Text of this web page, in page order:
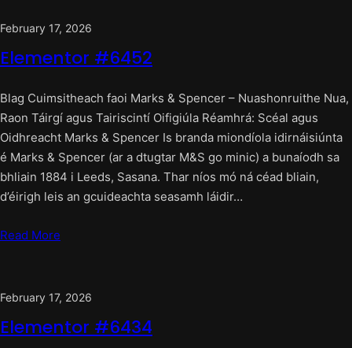
February 17, 2026
Elementor #6452
Blag Cuimsitheach faoi Marks & Spencer – Nuashonruithe Nua,
Raon Táirgí agus Tairiscintí Oifigiúla Réamhrá: Scéal agus
Oidhreacht Marks & Spencer Is branda miondíola idirnáisiúnta
é Marks & Spencer (ar a dtugtar M&S go minic) a bunaíodh sa
bhliain 1884 i Leeds, Sasana. Thar níos mó ná céad bliain,
d’éirigh leis an gcuideachta seasamh láidir…
Read More
February 17, 2026
Elementor #6434